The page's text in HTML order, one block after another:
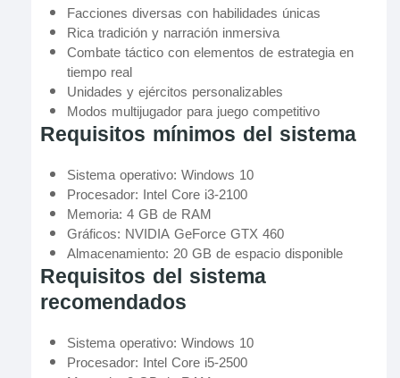
Facciones diversas con habilidades únicas
Rica tradición y narración inmersiva
Combate táctico con elementos de estrategia en
tiempo real
Unidades y ejércitos personalizables
Modos multijugador para juego competitivo
Requisitos mínimos del sistema
Sistema operativo: Windows 10
Procesador: Intel Core i3-2100
Memoria: 4 GB de RAM
Gráficos: NVIDIA GeForce GTX 460
Almacenamiento: 20 GB de espacio disponible
Requisitos del sistema
recomendados
Sistema operativo: Windows 10
Procesador: Intel Core i5-2500